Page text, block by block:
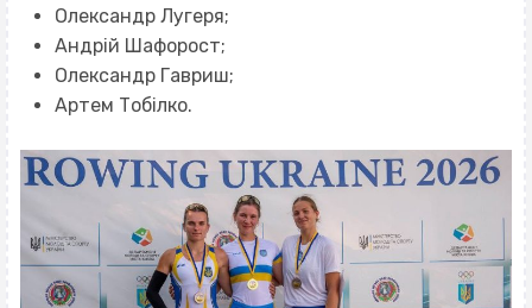
Олександр Лугеря;
Андрій Шафорост;
Олександр Гавриш;
Артем Тобілко.